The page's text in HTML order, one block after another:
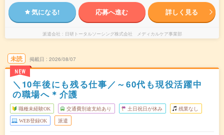
気になる! 応募へ進む 詳しく見る
派遣会社 日研トータルソーシング株式会社 メディカルケア事業部
未読
NEW
掲載日 2026/08/07
＼10年後にも残る仕事／～60代も現役活躍中
の職場へ＊介護
職種未経験OK 交通費別途支給あり 土日祝日が休み 残業なし
WEB登録OK 派遣